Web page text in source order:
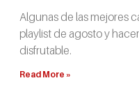
Algunas de las mejores
playlist de agosto y
disfrutable.
Read More »